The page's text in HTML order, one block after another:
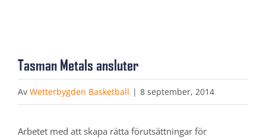
Tasman Metals ansluter
Av Wetterbygden Basketball | 8 september, 2014
Arbetet med att skapa rätta förutsättningar för